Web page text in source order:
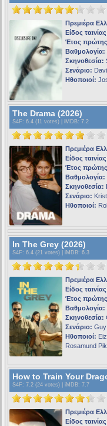
Πρεμιέρα
Είδος
Έτος
Βαθμολογία:
Σκηνοθεσία:
Σενάριο:
Ηθοποιοί:
The Drama (2026)
S4F : 6.4 (11 votes) | iMDB: 7.2
Πρεμιέρα
Είδος
Έτος
Βαθμολογία:
Σκηνοθεσία:
Σενάριο:
Ηθοποιοί:
In The Grey (2026)
S4F : 6.4 (21 votes) | iMDB: 6.3
Πρεμιέρα
Είδος
Έτος
Βαθμολογία:
Σκηνοθεσία:
Σενάριο:
Ηθοποιοί:
Rosamund
How to Train Your
S4F : 7.2 (24 votes) | iMDB: 7.7
Πρεμιέρα
Είδος